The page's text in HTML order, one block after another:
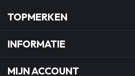
TOPMERKEN
INFORMATIE
MIJN ACCOUNT